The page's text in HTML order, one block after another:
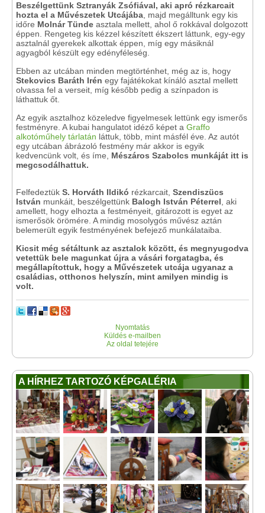
Beszélgettünk Sztranyák Zsófiával, aki apró rézkarcait
hozta el a Művészetek Utcájába , majd megálltunk egy kis
időre Molnár Tünde asztala mellett, ahol ő rokkával dolgozott
éppen. Rengeteg kis kézzel készített ékszert láttunk, egy-egy
asztalnál gyerekek alkottak éppen, míg egy másiknál
agyagból készült egy edényféleség.
Ebben az utcában minden megtörténhet, még az is, hogy
Stekovics Baráth Irén egy fajátékokat kínáló asztal mellett
olvassa fel a verseit, míg később pedig a színpadon is
láthattuk őt.
Az egyik asztalhoz közeledve figyelmesek lettünk egy ismerős
festményre. A kubai hangulatot idéző képet a Graffo
alkotóműhely tárlatán láttuk, több, mint másfél éve. Az autót
egy utcában ábrázoló festmény már akkor is egyik
kedvencünk volt, és íme, Mészáros Szabolcs munkáját itt is
megcsodálhattuk.
Felfedeztük S. Horváth Ildikó rézkarcait, Szendiszücs
István munkáit, beszélgettünk Balogh István Péterrel , aki
amellett, hogy elhozta a festményeit, gitározott is egyet az
ismerősök örömére. A mindig mosolygós művész aztán
belemerült egyik festményének befejező munkálataiba.
Kicsit még sétáltunk az asztalok között, és megnyugodva
vetettük bele magunkat újra a vásári forgatagba, és
megállapítottuk, hogy a Művészetek utcája ugyanaz a
családias, otthonos helyszín, mint amilyen mindig is
volt.
Nyomtatás
Küldés e-mailben
Az oldal tetejére
A HÍRHEZ TARTOZÓ KÉPGALÉRIA